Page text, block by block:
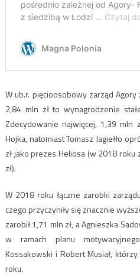
W ub.r. pięcioosobowy zarząd Agory
2,84 mln zł to wynagrodzenie
Zdecydowanie najwięcej, 1,39 mln
Hojka, natomiast Tomasz Jagiełło
zł jako prezes Heliosa (w 2018 roku
zł).
W 2018 roku łączne zarobki
czego przyczyniły się znacznie
zarobił 1,71 mln zł, a Agnieszka
w ramach planu
Kossakowski i Robert Musiał,
roku.